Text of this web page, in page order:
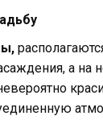
а на